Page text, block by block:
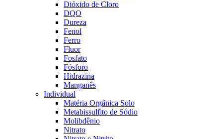
Dióxido de Cloro
DQO
Dureza
Fenol
Ferro
Fluor
Fosfato
Fósforo
Hidrazina
Manganês
Individual
Matéria Orgânica Solo
Metabissulfito de Sódio
Molibdênio
Nitrato